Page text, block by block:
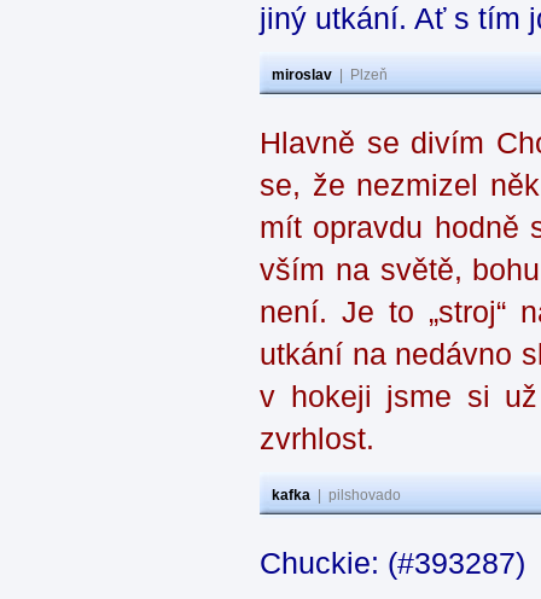
jiný utkání. Ať s tím
miroslav Plzeň
Hlavně se divím
se, že nezmizel
mít opravdu hodně
vším na světě,
není. Je to „stroj“
utkání na nedávno
v hokeji jsme si
zvrhlost.
kafka pilshovado
Chuckie: (#393287)